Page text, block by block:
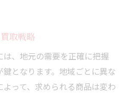
取戦略
、地元の需要を正確に把握
となります。地域ごとに異な
って、求められる商品は変わ